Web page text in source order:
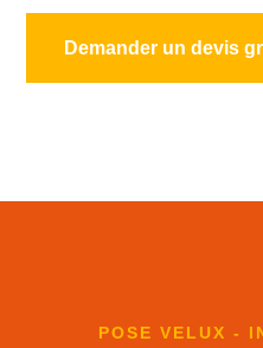
Demander un devis
POSE VELUX -